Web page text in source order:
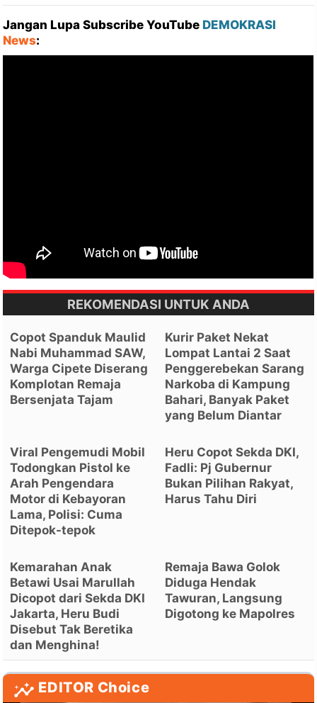
Jangan Lupa Subscribe YouTube DEMOKRASI
News:
REKOMENDASI UNTUK ANDA
Copot Spanduk Maulid
Nabi Muhammad SAW,
Warga Cipete Diserang
Komplotan Remaja
Bersenjata Tajam
Kurir Paket Nekat
Lompat Lantai 2 Saat
Penggerebekan Sarang
Narkoba di Kampung
Bahari, Banyak Paket
yang Belum Diantar
Viral Pengemudi Mobil
Todongkan Pistol ke
Arah Pengendara
Motor di Kebayoran
Lama, Polisi: Cuma
Ditepok-tepok
Heru Copot Sekda DKI,
Fadli: Pj Gubernur
Bukan Pilihan Rakyat,
Harus Tahu Diri
Kemarahan Anak
Betawi Usai Marullah
Dicopot dari Sekda DKI
Jakarta, Heru Budi
Disebut Tak Beretika
dan Menghina!
Remaja Bawa Golok
Diduga Hendak
Tawuran, Langsung
Digotong ke Mapolres
EDITOR Choice